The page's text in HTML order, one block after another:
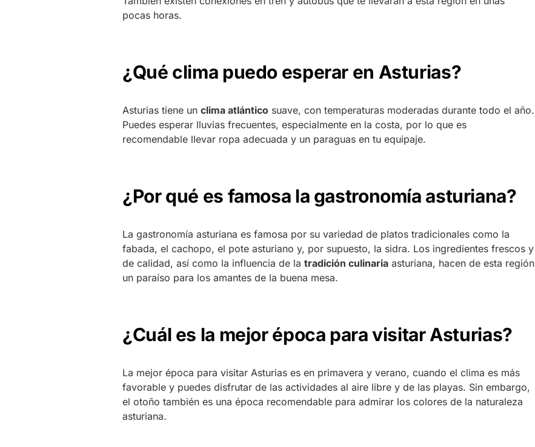
pocas horas.
¿Qué clima puedo esperar en Asturias?
Asturias tiene un clima atlántico suave, con temperaturas moderadas durante todo el año.
Puedes esperar lluvias frecuentes, especialmente en la costa, por lo que es
recomendable llevar ropa adecuada y un paraguas en tu equipaje.
¿Por qué es famosa la gastronomía asturiana?
La gastronomía asturiana es famosa por su variedad de platos tradicionales como la
fabada, el cachopo, el pote asturiano y, por supuesto, la sidra. Los ingredientes frescos y
de calidad, así como la influencia de la tradición culinaria asturiana, hacen de esta región
un paraíso para los amantes de la buena mesa.
¿Cuál es la mejor época para visitar Asturias?
La mejor época para visitar Asturias es en primavera y verano, cuando el clima es más
favorable y puedes disfrutar de las actividades al aire libre y de las playas. Sin embargo,
el otoño también es una época recomendable para admirar los colores de la naturaleza
asturiana.